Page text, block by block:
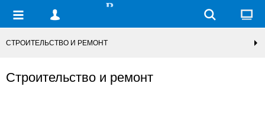
СТРОИТЕЛЬСТВО И РЕМОНТ
Строительство и ремонт